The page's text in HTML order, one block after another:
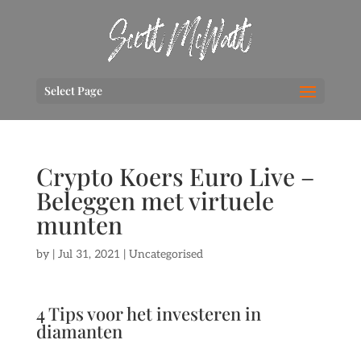
Select Page
Crypto Koers Euro Live –
Beleggen met virtuele
munten
by | Jul 31, 2021 | Uncategorised
4 Tips voor het investeren in
diamanten